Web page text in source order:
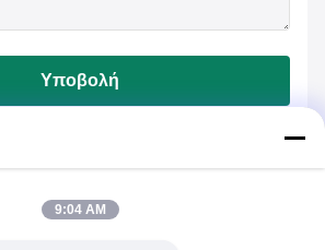
Υποβολή
9:04 AM